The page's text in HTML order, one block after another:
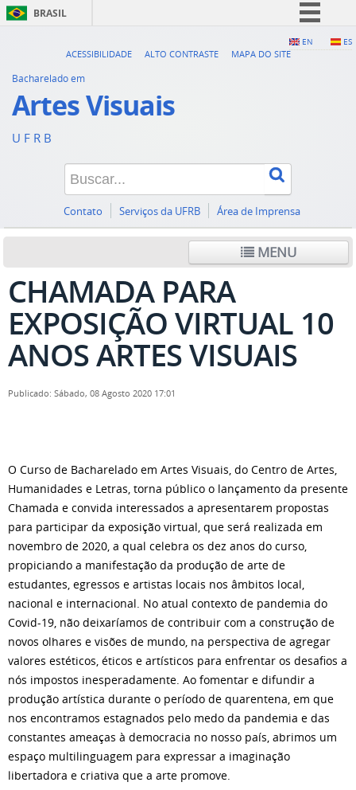
BRASIL
Canais
EN ES
ACESSIBILIDADE ALTO CONTRASTE MAPA DO SITE
Bacharelado em
Artes Visuais
U F R B
Contato Serviços da UFRB Área de Imprensa
MENU
CHAMADA PARA
EXPOSIÇÃO VIRTUAL 10
ANOS ARTES VISUAIS
Publicado: Sábado, 08 Agosto 2020 17:01
O Curso de Bacharelado em Artes Visuais, do Centro de Artes,
Humanidades e Letras, torna público o lançamento da presente
Chamada e convida interessados a apresentarem propostas
para participar da exposição virtual, que será realizada em
novembro de 2020, a qual celebra os dez anos do curso,
propiciando a manifestação da produção de arte de
estudantes, egressos e artistas locais nos âmbitos local,
nacional e internacional. No atual contexto de pandemia do
Covid-19, não deixaríamos de contribuir com a construção de
novos olhares e visões de mundo, na perspectiva de agregar
valores estéticos, éticos e artísticos para enfrentar os desafios a
nós impostos inesperadamente. Ao fomentar e difundir a
produção artística durante o período de quarentena, em que
nos encontramos estagnados pelo medo da pandemia e das
constantes ameaças à democracia no nosso país, abrimos um
espaço multilinguagem para expressar a imaginação
libertadora e criativa que a arte promove.